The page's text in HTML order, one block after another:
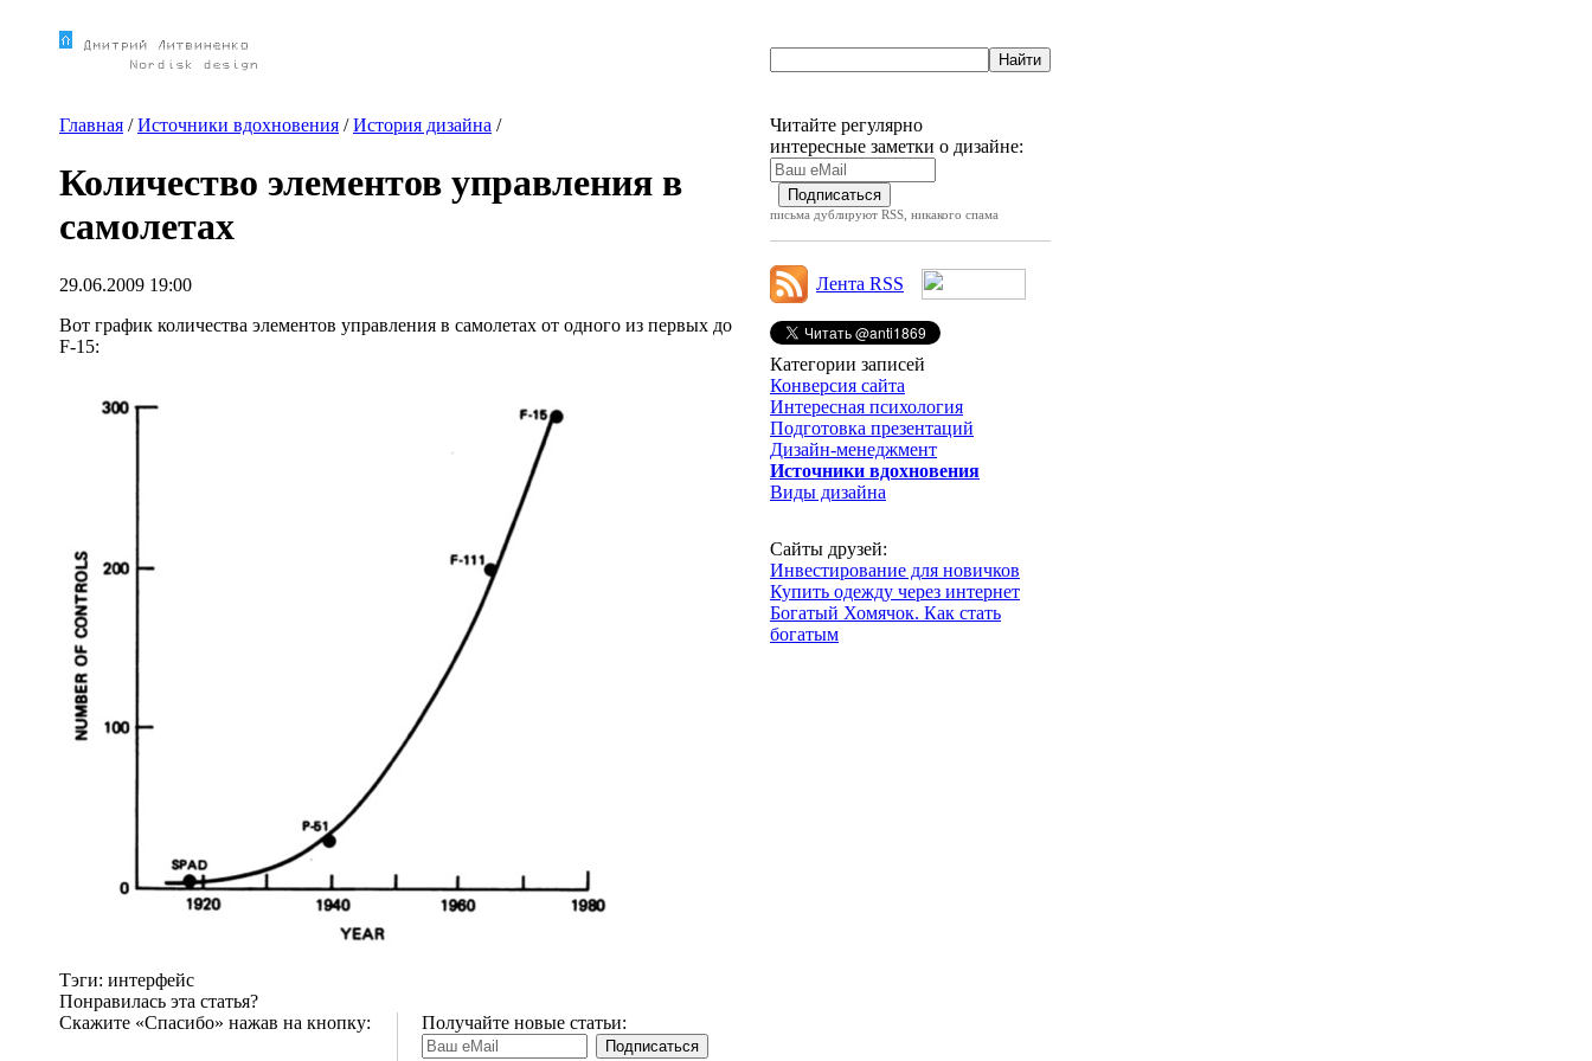
Главная /Источники вдохновения /История дизайна /
Количество элементов управления в
самолетах
29.06.2009 19:00
Вот график количества элементов управления в самолетах от одного из первых до
F-15:
Тэги: интерфейс
Понравилась эта статья?
Скажите «Спасибо» нажав на кнопку:
Получайте новые статьи:
Читайте регулярно
интересные заметки о дизайне:
письма дублируют RSS, никакого спама
Лента RSS
Категории записей
Конверсия сайта
Интересная психология
Подготовка презентаций
Дизайн-менеджмент
Источники вдохновения
Виды дизайна
Сайты друзей:
Инвестирование для новичков
Купить одежду через интернет
Богатый Хомячок. Как стать
богатым